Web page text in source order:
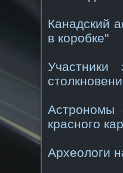
Канадский
в коробке"
Астрономы
красного
Археологи